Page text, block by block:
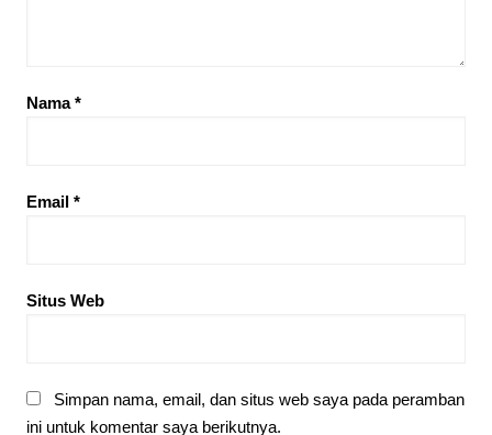
Nama*
Email *
Situs Web
Simpan nama, email, dan situs web saya pada peramban
ini untuk komentar saya berikutnya.